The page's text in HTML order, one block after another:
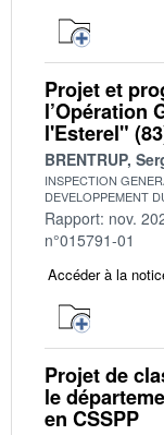
Projet et
l’Opération
l'Esterel"
BRENTRUP,
INSPECTION
DEVELOPPEMENT
Rapport: nov.
n°015791-01
Accéder à la
Projet de
le
en CSSPP